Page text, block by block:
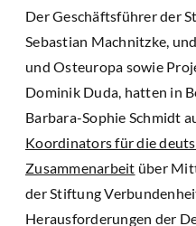
Der Geschäftsführer der
Sebastian Machnitzke,
und Osteuropa sowie
Dominik Duda, hatten in
Barbara-Sophie Schmidt
Koordinators für die
Zusammenarbeit über
der Stiftung
Herausforderungen der